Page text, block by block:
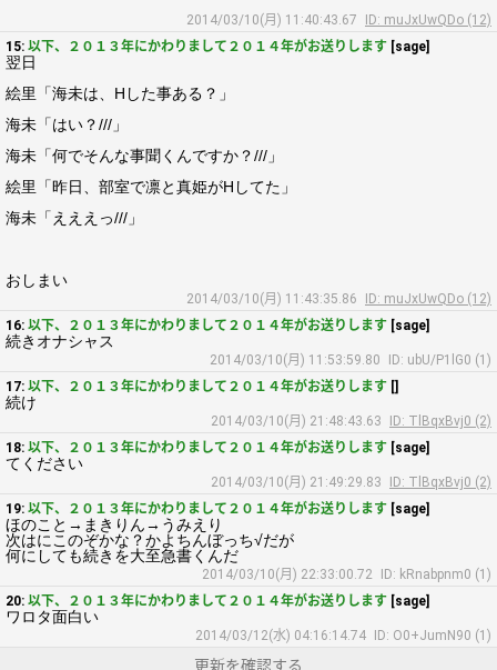
2014/03/10(月) 11:40:43.67
ID: muJxUwQDo (12)
15: 以下、２０１３年にかわりまして２０１４年がお送りします [sage]
翌日
絵里「海未は、Hした事ある？」
海未「はい？///」
海未「何でそんな事聞くんですか？///」
絵里「昨日、部室で凛と真姫がHしてた」
海未「えええっ///」
おしまい
2014/03/10(月) 11:43:35.86
ID: muJxUwQDo (12)
16: 以下、２０１３年にかわりまして２０１４年がお送りします [sage]
続きオナシャス
2014/03/10(月) 11:53:59.80
ID: ubU/P1lG0 (1)
17: 以下、２０１３年にかわりまして２０１４年がお送りします []
続け
2014/03/10(月) 21:48:43.63
ID: TlBqxBvj0 (2)
18: 以下、２０１３年にかわりまして２０１４年がお送りします [sage]
てください
2014/03/10(月) 21:49:29.83
ID: TlBqxBvj0 (2)
19: 以下、２０１３年にかわりまして２０１４年がお送りします [sage]
ほのこと→まきりん→うみえり
次はにこのぞかな？かよちんぼっち√だが
何にしても続きを大至急書くんだ
2014/03/10(月) 22:33:00.72
ID: kRnabpnm0 (1)
20: 以下、２０１３年にかわりまして２０１４年がお送りします [sage]
ワロタ面白い
2014/03/12(水) 04:16:14.74 ID: O0+JumN90 (1)
更新を確認する